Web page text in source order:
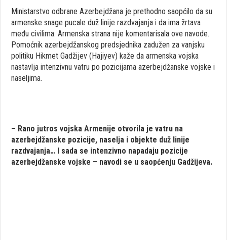
Ministarstvo odbrane Azerbejdžana je prethodno saopćilo da su
armenske snage pucale duž linije razdvajanja i da ima žrtava
među civilima. Armenska strana nije komentarisala ove navode.
Pomoćnik azerbejdžanskog predsjednika zadužen za vanjsku
politiku Hikmet Gadžijev (Hajiyev) kaže da armenska vojska
nastavlja intenzivnu vatru po pozicijama azerbejdžanske vojske i
naseljima.
– Rano jutros vojska Armenije otvorila je vatru na
azerbejdžanske pozicije, naselja i objekte duž linije
razdvajanja… I sada se intenzivno napadaju pozicije
azerbejdžanske vojske – navodi se u saopćenju Gadžijeva.